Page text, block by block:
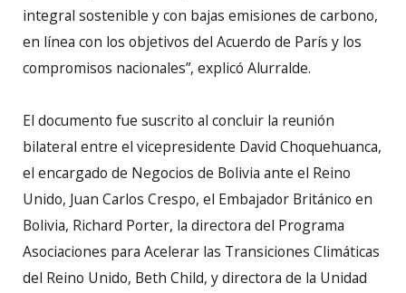
integral sostenible y con bajas emisiones de carbono,
en línea con los objetivos del Acuerdo de París y los
compromisos nacionales”, explicó Alurralde.
El documento fue suscrito al concluir la reunión
bilateral entre el vicepresidente David Choquehuanca,
el encargado de Negocios de Bolivia ante el Reino
Unido, Juan Carlos Crespo, el Embajador Británico en
Bolivia, Richard Porter, la directora del Programa
Asociaciones para Acelerar las Transiciones Climáticas
del Reino Unido, Beth Child, y directora de la Unidad